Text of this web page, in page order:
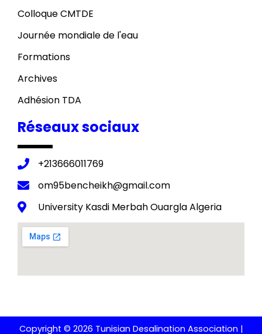
Colloque CMTDE
Journée mondiale de l'eau
Formations
Archives
Adhésion TDA
Réseaux sociaux
+213666011769
om95bencheikh@gmail.com
University Kasdi Merbah Ouargla Algeria
Copyright © 2026 Tunisian Desalination Association |